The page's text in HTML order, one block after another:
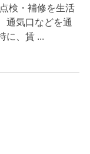
検・補修を生活
通気口などを通
に、賃 ...